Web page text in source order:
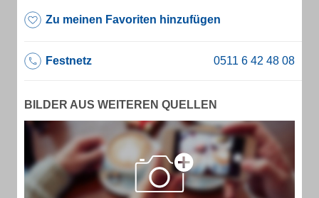
Zu meinen Favoriten hinzufügen
Festnetz
BILDER AUS WEITEREN QUELLEN